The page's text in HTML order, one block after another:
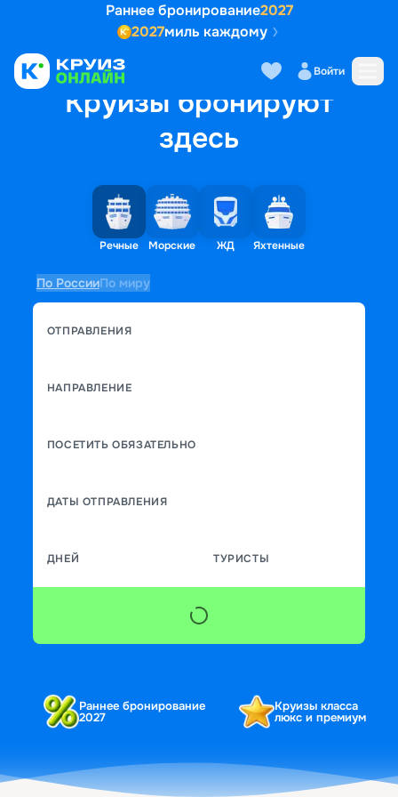
Раннее бронирование2027
2027миль каждому
Войти
Круизы бронируют
здесь
Речные Морские ЖД Яхтенные
По РоссииПо миру
ОТПРАВЛЕНИЯ
НАПРАВЛЕНИЕ
ПОСЕТИТЬ ОБЯЗАТЕЛЬНО
ДАТЫ ОТПРАВЛЕНИЯ
ДНЕЙ ТУРИСТЫ
Раннее бронирование
2027
Круизы класса
люкс и премиум